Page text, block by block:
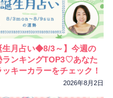
生月占い◆8/3～】今週の
ランキングTOP3♡あなた
ッキーカラーをチェック！
2026年8月2日